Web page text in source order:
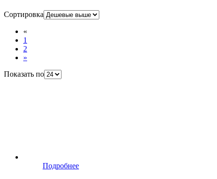
Сортировка
«
1
2
»
Показать по
Подробнее